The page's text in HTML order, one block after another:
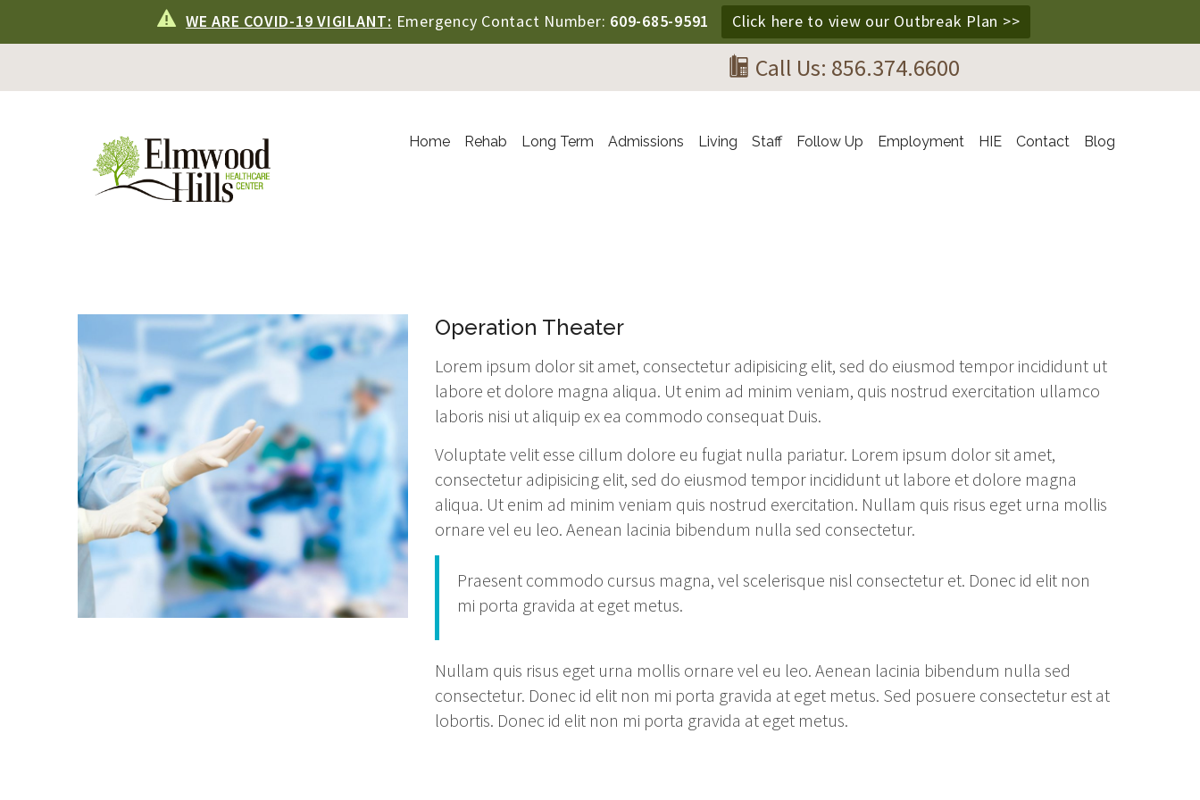
WE ARE COVID-19 VIGILANT: Emergency Contact Number: 609-685-9591 Click here to view our Outbreak Plan >>
Call Us: 856.374.6600
Home Rehab Long Term Admissions Living Staff Follow Up Employment HIE Contact Blog
Operation Theater
Lorem ipsum dolor sit amet, consectetur adipisicing elit, sed do eiusmod tempor incididunt ut
labore et dolore magna aliqua. Ut enim ad minim veniam, quis nostrud exercitation ullamco
laboris nisi ut aliquip ex ea commodo consequat Duis.
Voluptate velit esse cillum dolore eu fugiat nulla pariatur. Lorem ipsum dolor sit amet,
consectetur adipisicing elit, sed do eiusmod tempor incididunt ut labore et dolore magna
aliqua. Ut enim ad minim veniam quis nostrud exercitation. Nullam quis risus eget urna mollis
ornare vel eu leo. Aenean lacinia bibendum nulla sed consectetur.
Praesent commodo cursus magna, vel scelerisque nisl consectetur et. Donec id elit non
mi porta gravida at eget metus.
Nullam quis risus eget urna mollis ornare vel eu leo. Aenean lacinia bibendum nulla sed
consectetur. Donec id elit non mi porta gravida at eget metus. Sed posuere consectetur est at
lobortis. Donec id elit non mi porta gravida at eget metus.